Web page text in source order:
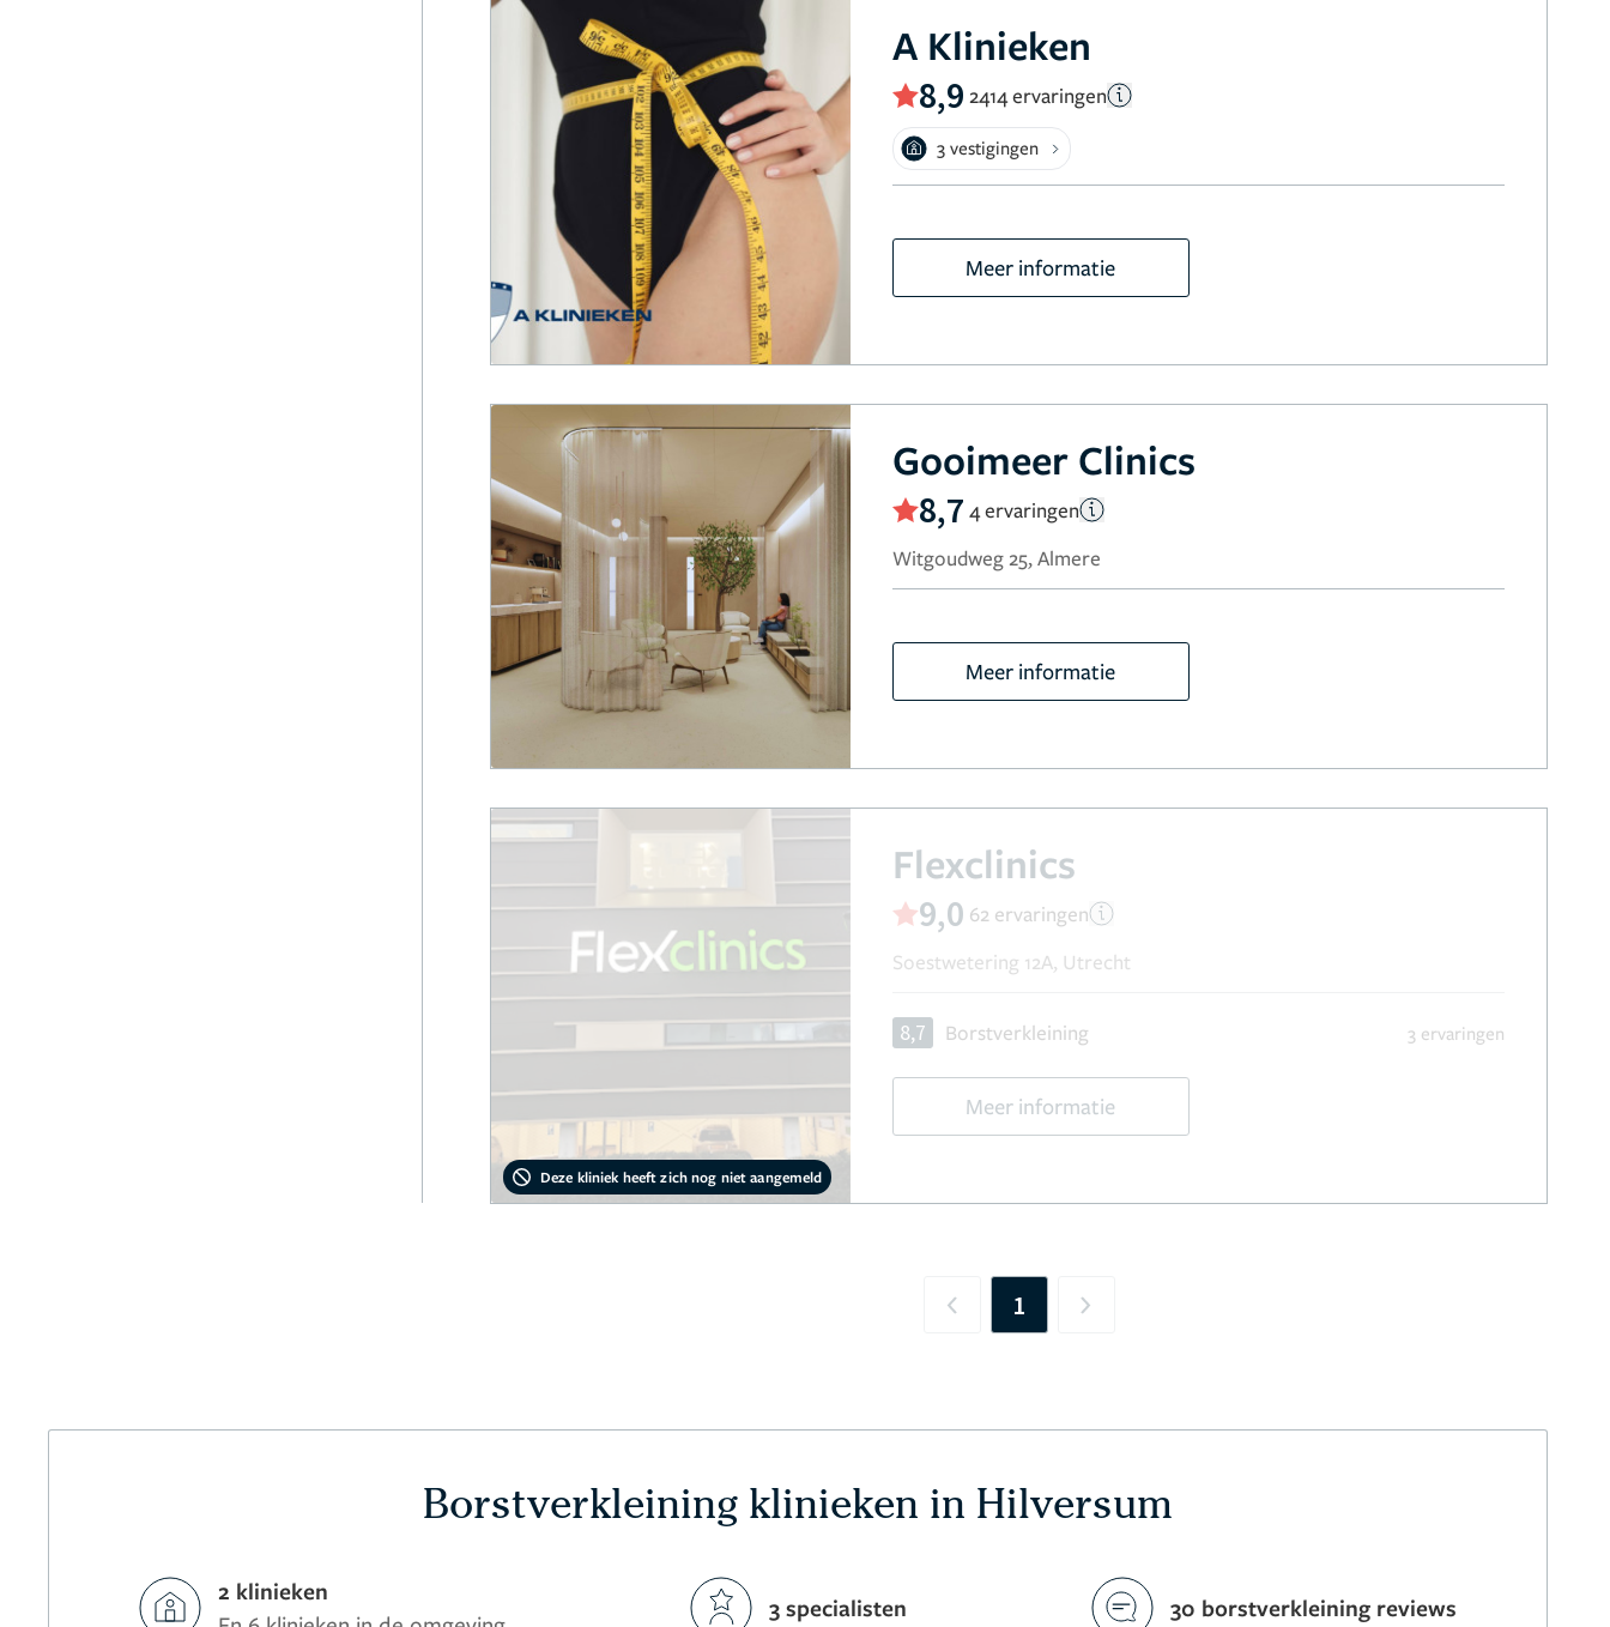
A Klinieken
8,9 2414 ervaringen
3 vestigingen
Meer informatie
Gooimeer Clinics
8,7 4 ervaringen
Witgoudweg 25, Almere
Meer informatie
Deze kliniek heeft zich nog niet aangemeld
Flexclinics
9,0 62 ervaringen
Soestwetering 12A, Utrecht
8,7 Borstverkleining 3 ervaringen
Meer informatie
Previous
1 Next
Borstverkleining klinieken in Hilversum
2 klinieken
3 specialisten 30 borstverkleining reviews